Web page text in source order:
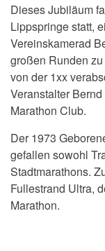
Dieses Jubiläum
Lippspringe statt,
Vereinskamerad
großen Runden
von der 1xx
Veranstalter
Marathon Club.
Der 1973
gefallen sowohl
Stadtmarathons.
Fullestrand Ultra,
Marathon.